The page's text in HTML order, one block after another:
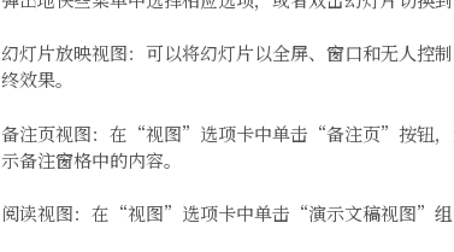
幻灯片放映视图：可以将幻灯片以全屏、窗口和无人控
终效果。
备注页视图：在“视图”选项卡中单击“备注页”按钮，
示备注窗格中的内容。
阅读视图：在“视图”选项卡中单击“演示文稿视图”